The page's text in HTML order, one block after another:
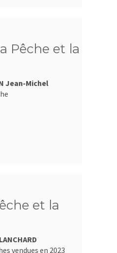
Pêche et la
Jean-Michel
et la
vendues en 2023